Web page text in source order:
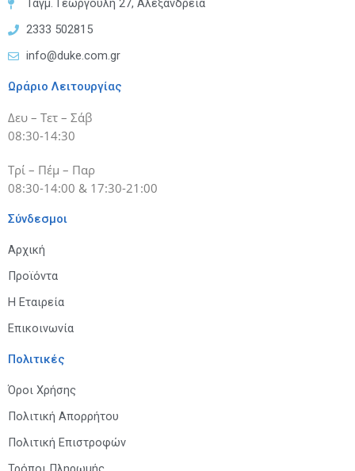
Ταγμ. Γεωργούλη 27, Αλεξάνδρεια
2333 502815
info@duke.com.gr
Ωράριο Λειτουργίας
Δευ – Τετ – Σάβ
08:30-14:30
Τρί – Πέμ – Παρ
08:30-14:00 & 17:30-21:00
Σύνδεσμοι
Αρχική
Προϊόντα
Η Εταιρεία
Επικοινωνία
Πολιτικές
Όροι Χρήσης
Πολιτική Απορρήτου
Πολιτική Επιστροφών